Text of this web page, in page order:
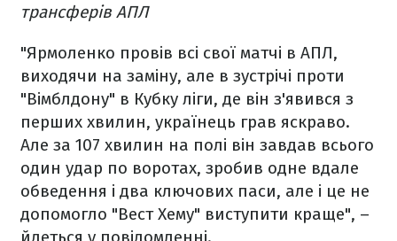
трансферів АПЛ
"Ярмоленко провів всі свої матчі в АПЛ,
виходячи на заміну, але в зустрічі проти
"Вімблдону" в Кубку ліги, де він з'явився з
перших хвилин, українець грав яскраво.
Але за 107 хвилин на полі він завдав всього
один удар по воротах, зробив одне вдале
обведення і два ключових паси, але і це не
допомогло "Вест Хему" виступити краще", –
йдеться у повідомленні.